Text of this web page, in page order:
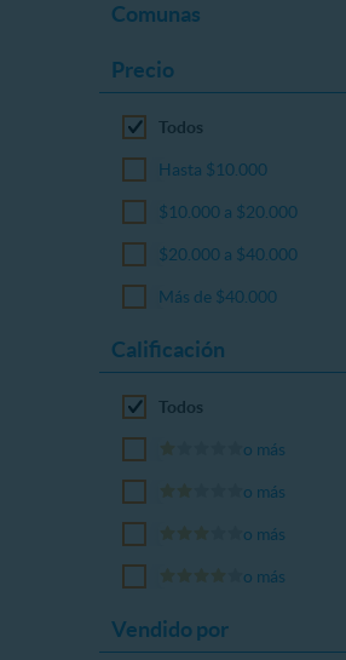
Comunas
Precio
Todos
Hasta $10.000
$10.000 a $20.000
$20.000 a $40.000
Más de $40.000
Calificación
Todos
o más
o más
o más
o más
Vendido por